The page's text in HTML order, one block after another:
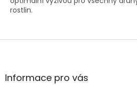
rostlin.
Z
aInformace pro vás